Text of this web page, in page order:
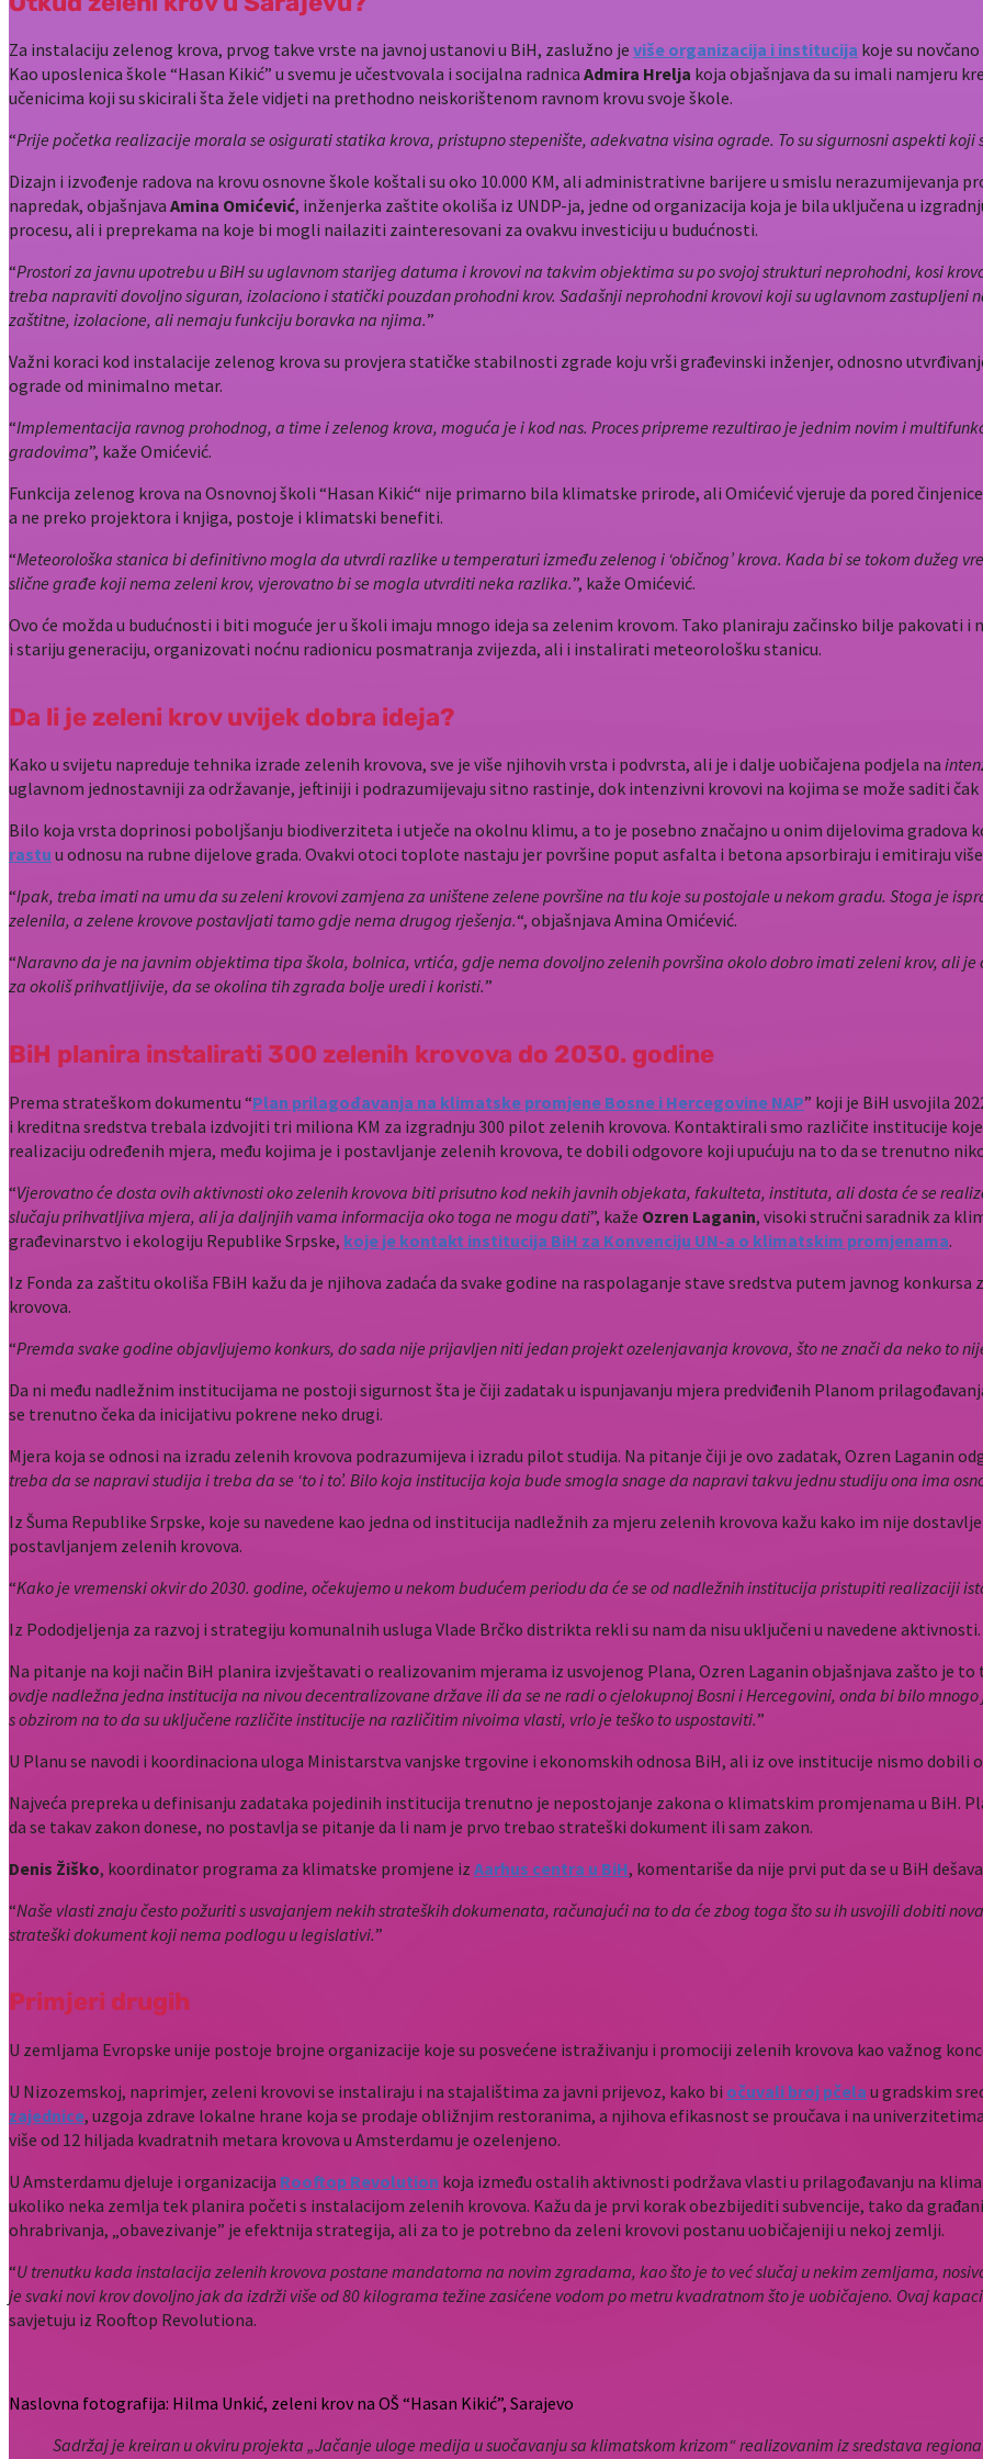
Za instalaciju zelenog krova, prvog takve vrste na javnoj ustanovi u BiH, zaslužno je više organizacija i institucija koje su
Kao uposlenica škole “Hasan Kikić” u svemu je učestvovala i socijalna radnica Admira Hrelja koja objašnjava da su imali namjeru
učenicima koji su skicirali šta žele vidjeti na prethodno neiskorištenom ravnom krovu svoje škole.
“Prije početka realizacije morala se osigurati statika krova, pristupno stepenište, adekvatna visina ograde. To su sigurnosni aspekti
Dizajn i izvođenje radova na krovu osnovne škole koštali su oko 10.000 KM, ali administrativne barijere u smislu nerazumijevanja
napredak, objašnjava Amina Omićević, inženjerka zaštite okoliša iz UNDP-ja, jedne od organizacija koja je bila uključena u
procesu, ali i preprekama na koje bi mogli nailaziti zainteresovani za ovakvu investiciju u budućnosti.
“Prostori za javnu upotrebu u BiH su uglavnom starijeg datuma i krovovi na takvim objektima su po svojoj strukturi neprohodni, kosi
treba napraviti dovoljno siguran, izolaciono i statički pouzdan prohodni krov. Sadašnji neprohodni krovovi koji su uglavnom zastupljeni
zaštitne, izolacione, ali nemaju funkciju boravka na njima.”
Važni koraci kod instalacije zelenog krova su provjera statičke stabilnosti zgrade koju vrši građevinski inženjer, odnosno
ograde od minimalno metar.
“Implementacija ravnog prohodnog, a time i zelenog krova, moguća je i kod nas. Proces pripreme rezultirao je jednim novim i
gradovima”, kaže Omićević.
Funkcija zelenog krova na Osnovnoj školi “Hasan Kikić“ nije primarno bila klimatske prirode, ali Omićević vjeruje da pored
a ne preko projektora i knjiga, postoje i klimatski benefiti.
“Meteorološka stanica bi definitivno mogla da utvrdi razlike u temperaturi između zelenog i ‘običnog’ krova. Kada bi se tokom dužeg
slične građe koji nema zeleni krov, vjerovatno bi se mogla utvrditi neka razlika.”, kaže Omićević.
Ovo će možda u budućnosti i biti moguće jer u školi imaju mnogo ideja sa zelenim krovom. Tako planiraju začinsko bilje pakovati
i stariju generaciju, organizovati noćnu radionicu posmatranja zvijezda, ali i instalirati meteorološku stanicu.
Da li je zeleni krov uvijek dobra ideja?
Kako u svijetu napreduje tehnika izrade zelenih krovova, sve je više njihovih vrsta i podvrsta, ali je i dalje uobičajena podjela na
uglavnom jednostavniji za održavanje, jeftiniji i podrazumijevaju sitno rastinje, dok intenzivni krovovi na kojima se može saditi
Bilo koja vrsta doprinosi poboljšanju biodiverziteta i utječe na okolnu klimu, a to je posebno značajno u onim dijelovima gradova
rastu u odnosu na rubne dijelove grada. Ovakvi otoci toplote nastaju jer površine poput asfalta i betona apsorbiraju i emitiraju
“Ipak, treba imati na umu da su zeleni krovovi zamjena za uništene zelene površine na tlu koje su postojale u nekom gradu. Stoga je
zelenila, a zelene krovove postavljati tamo gdje nema drugog rješenja.“, objašnjava Amina Omićević.
“Naravno da je na javnim objektima tipa škola, bolnica, vrtića, gdje nema dovoljno zelenih površina okolo dobro imati zeleni krov, ali
za okoliš prihvatljivije, da se okolina tih zgrada bolje uredi i koristi.”
BiH planira instalirati 300 zelenih krovova do 2030. godine
Prema strateškom dokumentu “Plan prilagođavanja na klimatske promjene Bosne i Hercegovine NAP” koji je BiH usvojila
i kreditna sredstva trebala izdvojiti tri miliona KM za izgradnju 300 pilot zelenih krovova. Kontaktirali smo različite institucije koje
realizaciju određenih mjera, među kojima je i postavljanje zelenih krovova, te dobili odgovore koji upućuju na to da se trenutno
“Vjerovatno će dosta ovih aktivnosti oko zelenih krovova biti prisutno kod nekih javnih objekata, fakulteta, instituta, ali dosta će se
slučaju prihvatljiva mjera, ali ja daljnjih vama informacija oko toga ne mogu dati”, kaže Ozren Laganin, visoki stručni saradnik za
građevinarstvo i ekologiju Republike Srpske, koje je kontakt institucija BiH za Konvenciju UN-a o klimatskim promjenama.
Iz Fonda za zaštitu okoliša FBiH kažu da je njihova zadaća da svake godine na raspolaganje stave sredstva putem javnog
krovova.
“Premda svake godine objavljujemo konkurs, do sada nije prijavljen niti jedan projekt ozelenjavanja krovova, što ne znači da neko to
Da ni među nadležnim institucijama ne postoji sigurnost šta je čiji zadatak u ispunjavanju mjera predviđenih Planom
se trenutno čeka da inicijativu pokrene neko drugi.
Mjera koja se odnosi na izradu zelenih krovova podrazumijeva i izradu pilot studija. Na pitanje čiji je ovo zadatak, Ozren Laganin
treba da se napravi studija i treba da se ‘to i to’. Bilo koja institucija koja bude smogla snage da napravi takvu jednu studiju ona ima
Iz Šuma Republike Srpske, koje su navedene kao jedna od institucija nadležnih za mjeru zelenih krovova kažu kako im nije
postavljanjem zelenih krovova.
“Kako je vremenski okvir do 2030. godine, očekujemo u nekom budućem periodu da će se od nadležnih institucija pristupiti realizaciji
Iz Pododjeljenja za razvoj i strategiju komunalnih usluga Vlade Brčko distrikta rekli su nam da nisu uključeni u navedene aktivnosti.
Na pitanje na koji način BiH planira izvještavati o realizovanim mjerama iz usvojenog Plana, Ozren Laganin objašnjava zašto je
ovdje nadležna jedna institucija na nivou decentralizovane države ili da se ne radi o cjelokupnoj Bosni i Hercegovini, onda bi bilo
s obzirom na to da su uključene različite institucije na različitim nivoima vlasti, vrlo je teško to uspostaviti.”
U Planu se navodi i koordinaciona uloga Ministarstva vanjske trgovine i ekonomskih odnosa BiH, ali iz ove institucije nismo dobili
Najveća prepreka u definisanju zadataka pojedinih institucija trenutno je nepostojanje zakona o klimatskim promjenama u BiH.
da se takav zakon donese, no postavlja se pitanje da li nam je prvo trebao strateški dokument ili sam zakon.
Denis Žiško, koordinator programa za klimatske promjene iz Aarhus centra u BiH, komentariše da nije prvi put da se u BiH
“Naše vlasti znaju često požuriti s usvajanjem nekih strateških dokumenata, računajući na to da će zbog toga što su ih usvojili dobiti
strateški dokument koji nema podlogu u legislativi.”
Primjeri drugih
U zemljama Evropske unije postoje brojne organizacije koje su posvećene istraživanju i promociji zelenih krovova kao važnog
U Nizozemskoj, naprimjer, zeleni krovovi se instaliraju i na stajalištima za javni prijevoz, kako bi očuvali broj pčela u gradskim
zajednice, uzgoja zdrave lokalne hrane koja se prodaje obližnjim restoranima, a njihova efikasnost se proučava i na
više od 12 hiljada kvadratnih metara krovova u Amsterdamu je ozelenjeno.
U Amsterdamu djeluje i organizacija Rooftop Revolution koja između ostalih aktivnosti podržava vlasti u prilagođavanju na
ukoliko neka zemlja tek planira početi s instalacijom zelenih krovova. Kažu da je prvi korak obezbijediti subvencije, tako da
ohrabrivanja, „obavezivanje” je efektnija strategija, ali za to je potrebno da zeleni krovovi postanu uobičajeniji u nekoj zemlji.
“U trenutku kada instalacija zelenih krovova postane mandatorna na novim zgradama, kao što je to već slučaj u nekim zemljama,
je svaki novi krov dovoljno jak da izdrži više od 80 kilograma težine zasićene vodom po metru kvadratnom što je uobičajeno. Ovaj
savjetuju iz Rooftop Revolutiona.
Naslovna fotografija: Hilma Unkić, zeleni krov na OŠ “Hasan Kikić”, Sarajevo
Sadržaj je kreiran u okviru projekta „Jačanje uloge medija u suočavanju sa klimatskom krizom“ realizovanim iz sredstava